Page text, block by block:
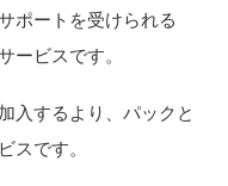
ポートを受けられる
ービスです。
入するより、パックと
スです。